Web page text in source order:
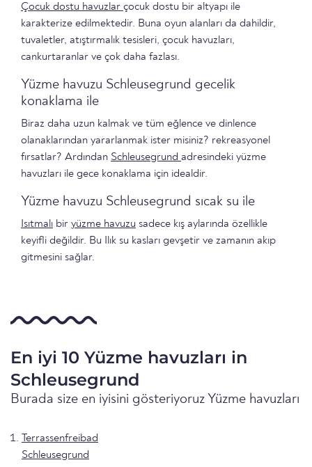
Çocuk dostu havuzlar çocuk dostu bir altyapı ile
karakterize edilmektedir. Buna oyun alanları da dahildir,
tuvaletler, atıştırmalık tesisleri, çocuk havuzları,
cankurtaranlar ve çok daha fazlası.
Yüzme havuzu Schleusegrund gecelik
konaklama ile
Biraz daha uzun kalmak ve tüm eğlence ve dinlence
olanaklarından yararlanmak ister misiniz? rekreasyonel
fırsatlar? Ardından Schleusegrund adresindeki yüzme
havuzları ile gece konaklama için idealdir.
Yüzme havuzu Schleusegrund sıcak su ile
Isıtmalı bir yüzme havuzu sadece kış aylarında özellikle
keyifli değildir. Bu Ilık su kasları gevşetir ve zamanın akıp
gitmesini sağlar.
En iyi 10 Yüzme havuzları in
Schleusegrund
Burada size en iyisini gösteriyoruz Yüzme havuzları
Terrassenfreibad
Schleusegrund